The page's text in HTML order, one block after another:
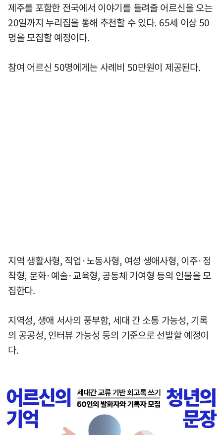
제주를 포함한 전국에서 이야기를 들려줄 어르신을 오는
20일까지 누리집을 통해 추천할 수 있다. 65세 이상 50
명을 모집할 예정이다.
참여 어르신 50명에게는 사례비 50만원이 제공된다.
지역 생활사형, 직업·노동사형, 여성 생애사형, 이주·정
착형, 문화·예술·교육형, 공동체 기여형 등의 인물을 모
집한다.
지역성, 생애 서사의 풍부함, 세대 간 소통 가능성, 기록
의 공공성, 인터뷰 가능성 등의 기준으로 선발할 예정이
다.